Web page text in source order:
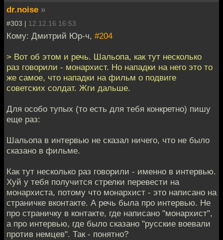
dr.noise »
#303 | 12.12.16 16:53
Кому: Дмитрий Юр-ч, #204
> Вот об этом и речь. Шальопа, как тут несколько
раз говорили - монархист. Но нападки на него это то
же самое, что нападки на фильм о подвиге
советских солдат. Жги дальше.
Для особо тупых (то есть для тебя конкретно) пишу
еще раз:
Шальопа в интервью не сказал ничего, что не было
сказано в фильме.
Как тут несколько раз говорили - именно в интервью.
Хуй у тебя получится стрелки перевести на
монархиста, потому что монархист - это написано на
страничке вконтакте. А речь была про интервью. Не
про страничку в контакте, где написано "монархист",
а про интервью, где было сказано "русские воевали
против немцев". Так - понятно?